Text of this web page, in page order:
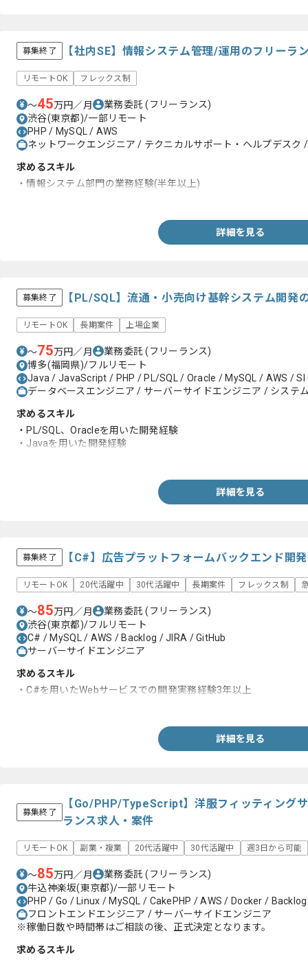
募集終了 【社内SE】情報システム管理/運用のフリーラ
リモートOK フレックス制
〜45万円／月 業務委託(フリーランス)
渋谷(東京都)/一部リモート
PHP / MySQL / AWS
ネットワークエンジニア / テクニカルサポート・ヘルプデスク
求めるスキル
・情報システム部門の業務経験(半年以上)
詳細を見る
募集終了 【PL/SQL】流通・小売向け基幹システム開発
リモートOK 長期案件 上場企業
〜75万円／月 業務委託(フリーランス)
博多(福岡県)/フルリモート
Java / JavaScript / PHP / PL/SQL / Oracle / MySQL / AWS /
データベースエンジニア / サーバーサイドエンジニア / システ
求めるスキル
・PL/SQL、Oracleを用いた開発経験
・Javaを用いた開発経験
詳細を見る
募集終了 【C#】広告プラットフォームバックエンド開
リモートOK 20代活躍中 30代活躍中 長期案件 フレックス制
〜85万円／月 業務委託(フリーランス)
渋谷(東京都)/フルリモート
C# / MySQL / AWS / Backlog / JIRA / GitHub
サーバーサイドエンジニア
求めるスキル
・C#を用いたWebサービスでの開発実務経験3年以上
詳細を見る
募集終了
【Go/PHP/TypeScript】洋服フィッティング
ランス求人・案件
リモートOK 副業・複業 20代活躍中 30代活躍中 週3日から可能
〜85万円／月 業務委託(フリーランス)
牛込神楽坂(東京都)/一部リモート
PHP / Go / Linux / MySQL / CakePHP / AWS / Docker /
フロントエンドエンジニア / サーバーサイドエンジニア
※稼働日数や時間帯はご相談の後、正式決定となります。
求めるスキル